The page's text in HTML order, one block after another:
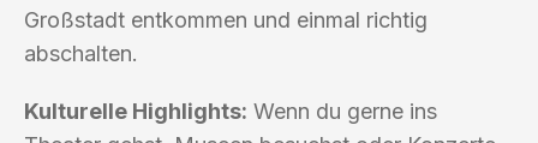
Großstadt entkommen und einmal richtig
abschalten.
Kulturelle Highlights: Wenn du gerne ins